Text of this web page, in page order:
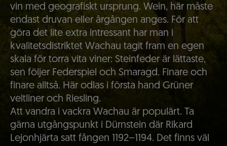
vin med geografiskt ursprung. Wein, här måste
endast druvan eller årgången anges. För att
göra det lite extra intressant har man i
kvalitetsdistriktet Wachau tagit fram en egen
skala för torra vita viner: Steinfeder är lättaste,
sen följer Federspiel och Smaragd. Finare och
finare alltså. Här odlas i första hand Grüner
veltliner och Riesling.
Att vandra i vackra Wachau är populärt. Ta
gärna utgångspunkt i Dürnstein där Rikard
Lejonhjärta satt fången 1192–1194. Det finns väl